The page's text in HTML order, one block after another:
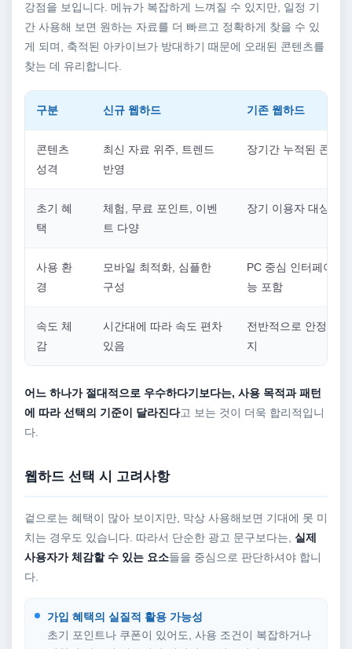
강점을 보입니다. 메뉴가 복잡하게 느껴질 수 있지만, 일정 기
간 사용해 보면 원하는 자료를 더 빠르고 정확하게 찾을 수 있
게 되며, 축적된 아카이브가 방대하기 때문에 오래된 콘텐츠를
찾는 데 유리합니다.
구분 신규 웹하드 기존 웹하드
콘텐츠
성격
최신 자료 위주, 트렌드
반영
장기간 누적된 콘텐
초기 혜
택
체험, 무료 포인트, 이벤
트 다양
장기 이용자 대상 혜
사용 환
경
모바일 최적화, 심플한
구성
PC 중심 인터페이스,
능 포함
속도 체
감
시간대에 따라 속도 편차
있음
전반적으로 안정적인
지
어느 하나가 절대적으로 우수하다기보다는, 사용 목적과 패턴
에 따라 선택의 기준이 달라진다고 보는 것이 더욱 합리적입니
다.
웹하드 선택 시 고려사항
겉으로는 혜택이 많아 보이지만, 막상 사용해보면 기대에 못 미
치는 경우도 있습니다. 따라서 단순한 광고 문구보다는, 실제
사용자가 체감할 수 있는 요소들을 중심으로 판단하셔야 합니
다.
가입 혜택의 실질적 활용 가능성
초기 포인트나 쿠폰이 있어도, 사용 조건이 복잡하거나